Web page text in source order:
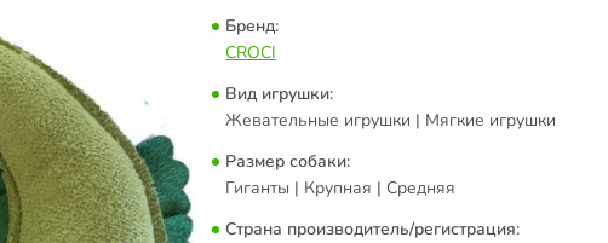
Бренд:
CROCI
Вид игрушки:
Жевательные игрушки | Мягкие игрушки
Размер собаки:
Гиганты | Крупная | Средняя
Страна производитель/регистрация: